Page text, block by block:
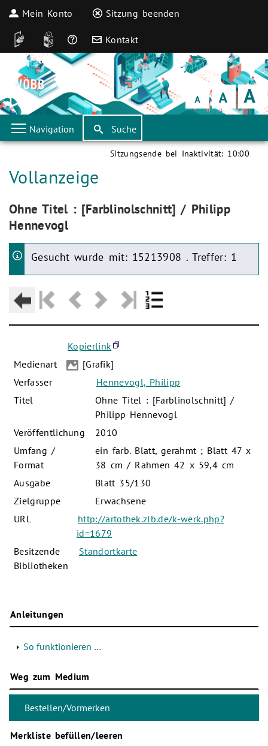
Mein Konto Sitzung beenden
DGS Leichte Sprache
Häufige Fragen
Kontakt
Schrift
klein Schrift
normal Schrift
groß
Navigation Suche
Sitzungsende bei Inaktivität: 10:00
Aktuelle Seite:
Vollanzeige
Aktuelle Seite:
Ohne Titel : [Farblinolschnitt] / Philipp
Hennevogl
Gesucht wurde mit: 15213908 . Treffer: 1
Kopierlink
Medienart
[Grafik]
Verfasser
Hennevogl, Philipp
Titel
Ohne Titel : [Farblinolschnitt] /
Philipp Hennevogl
Veröffentlichung
2010
Umfang /
Format
ein farb. Blatt, gerahmt ; Blatt 47 x
38 cm / Rahmen 42 x 59,4 cm
Ausgabe
Blatt 35/130
Zielgruppe
Erwachsene
URL
http://artothek.zlb.de/k-werk.php?
id=1679
Besitzende
Bibliotheken
Standortkarte
Anleitungen
So funktionieren …
Weg zum Medium
Merkliste befüllen/leeren